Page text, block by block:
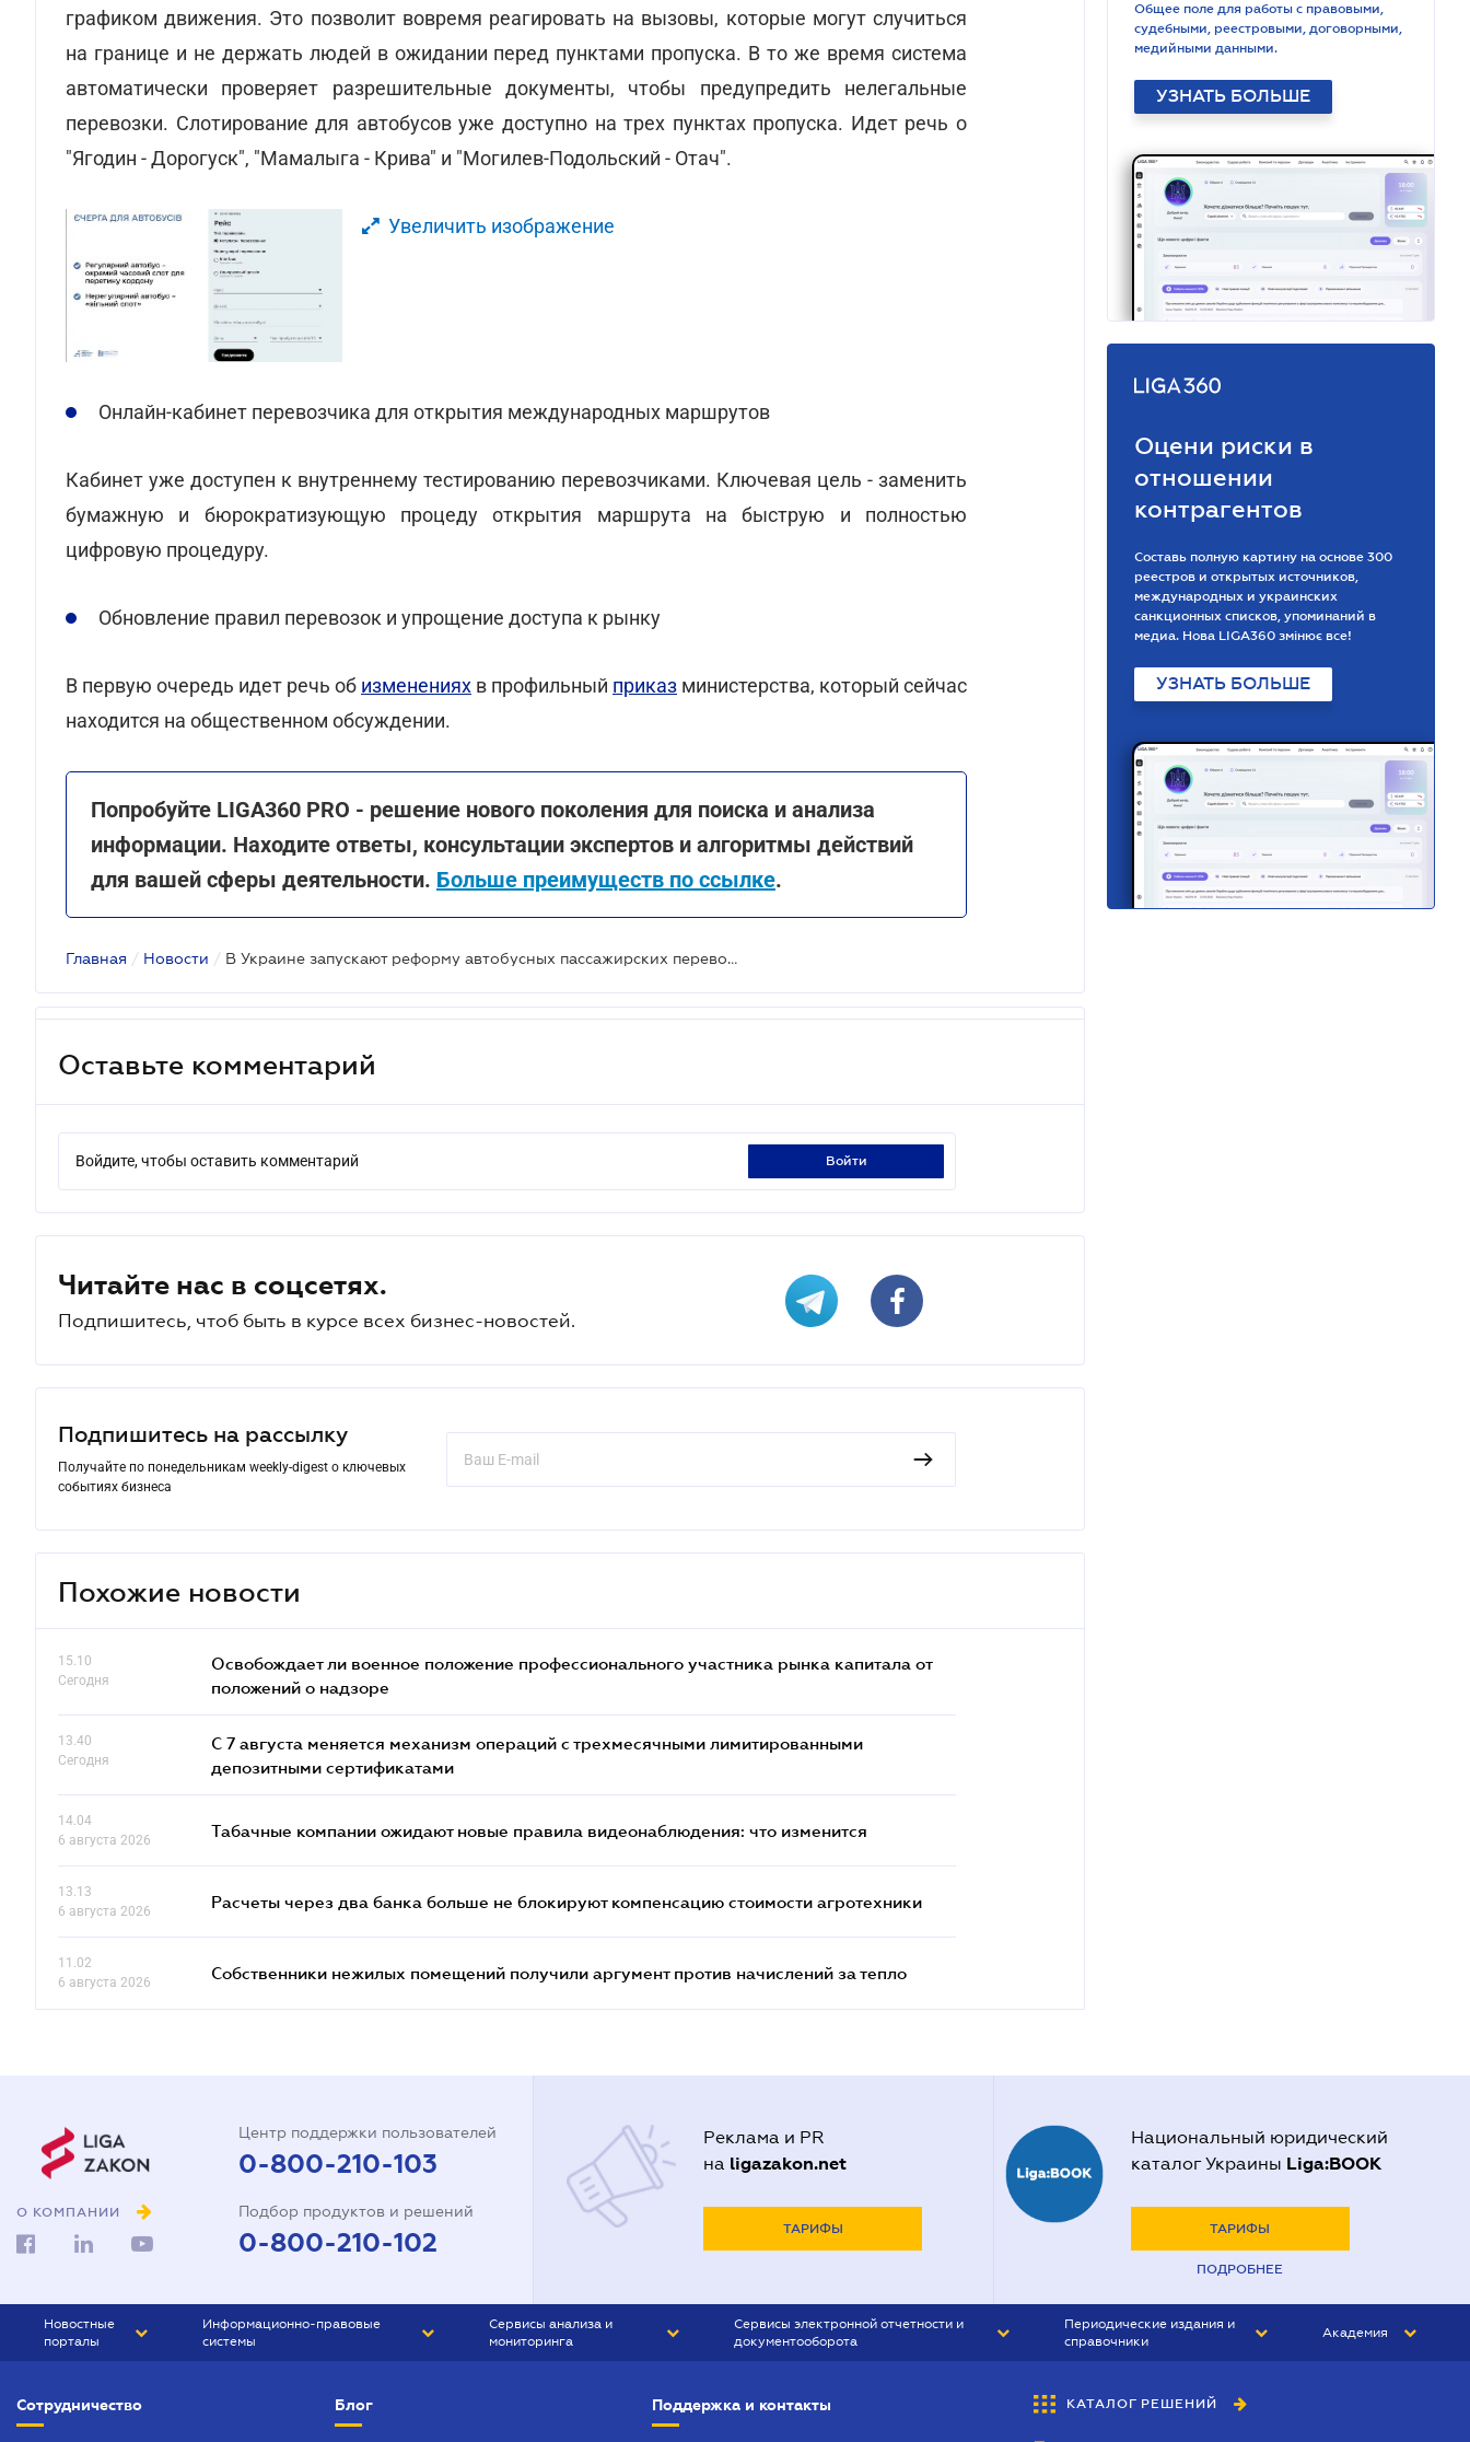
графиком движения. Это позволит вовремя реагировать на вызовы, которые могут случиться
на границе и не держать людей в ожидании перед пунктами пропуска. В то же время система
автоматически проверяет разрешительные документы, чтобы предупредить нелегальные
перевозки. Слотирование для автобусов уже доступно на трех пунктах пропуска. Идет речь о
"Ягодин - Дорогуск", "Мамалыга - Крива" и "Могилев-Подольский - Отач".
Увеличить изображение
Онлайн-кабинет перевозчика для открытия международных маршрутов
Кабинет уже доступен к внутреннему тестированию перевозчиками. Ключевая цель - заменить
бумажную и бюрократизующую процеду открытия маршрута на быструю и полностью
цифровую процедуру.
Обновление правил перевозок и упрощение доступа к рынку
В первую очередь идет речь об изменениях в профильный приказ министерства, который сейчас
находится на общественном обсуждении.
Попробуйте LIGA360 PRO - решение нового поколения для поиска и анализа
информации. Находите ответы, консультации экспертов и алгоритмы действий
для вашей сферы деятельности. Больше преимуществ по ссылке.
Главная / Новости / В Украине запускают реформу автобусных пассажирских перевозок
Оставьте комментарий
Войдите, чтобы оставить комментарий войти
Читайте нас в соцсетях.
Подпишитесь, чтоб быть в курсе всех бизнес-новостей.
Подпишитесь на рассылку
Получайте по понедельникам weekly-digest о ключевых
событиях бизнеса
Похожие новости
15.10
Сегодня
Освобождает ли военное положение профессионального участника рынка капитала от
положений о надзоре
13.40
Сегодня
С 7 августа меняется механизм операций с трехмесячными лимитированными
депозитными сертификатами
14.04
6 августа 2026
Табачные компании ожидают новые правила видеонаблюдения: что изменится
13.13
6 августа 2026
Расчеты через два банка больше не блокируют компенсацию стоимости агротехники
11.02
6 августа 2026
Собственники нежилых помещений получили аргумент против начислений за тепло
Общее поле для работы с правовыми,
судебными, реестровыми, договорными,
медийными данными.
УЗНАТЬ БОЛЬШЕ
Оцени риски в
отношении
контрагентов
Составь полную картину на основе 300
реестров и открытых источников,
международных и украинских
санкционных списков, упоминаний в
медиа. Нова LIGA360 змінює все!
УЗНАТЬ БОЛЬШЕ
О КОМПАНИИ
Центр поддержки пользователей
0-800-210-103
Подбор продуктов и решений
0-800-210-102
Реклама и PR
на ligazakon.net
ТАРИФЫ
Национальный юридический
каталог Украины Liga:BOOK
ТАРИФЫ
ПОДРОБНЕЕ
Новостные
порталы
БИЗНЕС
Информационно-правовые
системы
Сервисы анализа и
мониторинга
Сервисы электронной отчетности и
документооборота
Периодические издания и
справочники
БУХГАЛТЕР&ЗАКОН
Академия
Сотрудничество Блог Поддержка и контакты КАТАЛОГ РЕШЕНИЙ